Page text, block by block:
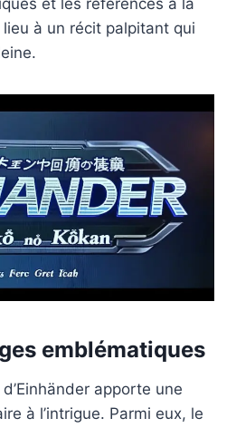
à un récit palpitant qui
emblématiques
apporte une
à l’intrigue. Parmi eux, le